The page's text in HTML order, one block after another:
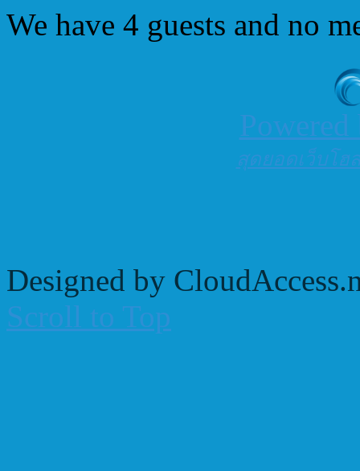
We have 4 guests and no
สุดยอดเว็บโ
Designed by
Scroll to Top